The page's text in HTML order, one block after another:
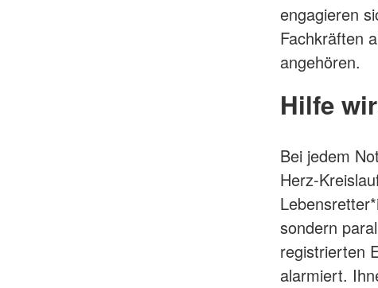
engagieren
Fachkräften
angehören.
Hilfe
Bei jedem
Herz-
sondern
registrierten
alarmiert.